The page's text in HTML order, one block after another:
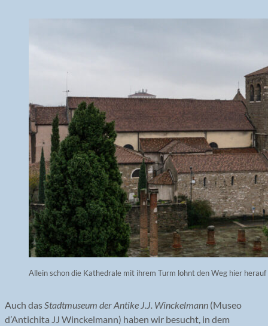
Allein schon die Kathedrale mit ihrem Turm lohnt den Weg hier herauf
Auch dasStadtmuseum der Antike J.J. Winckelmann (Museo
d’Antichita JJ Winckelmann) haben wir besucht, in dem